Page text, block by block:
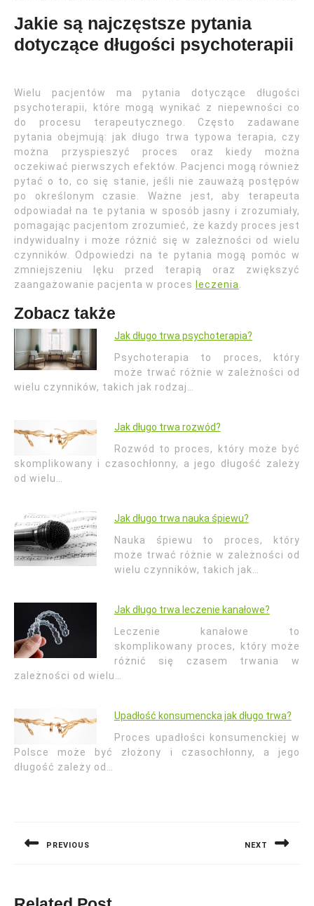
Jakie są najczęstsze pytania
dotyczące długości psychoterapii
Wielu pacjentów ma pytania dotyczące długości
psychoterapii, które mogą wynikać z niepewności co
do procesu terapeutycznego. Często zadawane
pytania obejmują: jak długo trwa typowa terapia, czy
można przyspieszyć proces oraz kiedy można
oczekiwać pierwszych efektów. Pacjenci mogą również
pytać o to, co się stanie, jeśli nie zauważą postępów
po określonym czasie. Ważne jest, aby terapeuta
odpowiadał na te pytania w sposób jasny i zrozumiały,
pomagając pacjentom zrozumieć, że każdy proces jest
indywidualny i może różnić się w zależności od wielu
czynników. Odpowiedzi na te pytania mogą pomóc w
zmniejszeniu lęku przed terapią oraz zwiększyć
zaangażowanie pacjenta w proces
leczenia
Zobacz także
Jak długo trwa psychoterapia?
Psychoterapia to proces, który
może trwać różnie w zależności od
wielu czynników, takich jak rodzaj…
Jak długo trwa rozwód?
Rozwód to proces, który może być
skomplikowany i czasochłonny, a jego długość zależy
od wielu…
Jak długo trwa nauka śpiewu?
Nauka śpiewu to proces, który
może trwać różnie w zależności od
wielu czynników, takich jak…
Jak długo trwa leczenie kanałowe?
Leczenie kanałowe to
skomplikowany proces, który może
różnić się czasem trwania w
zależności od wielu…
Upadłość konsumencka jak długo trwa?
Proces upadłości konsumenckiej w
Polsce może być złożony i czasochłonny, a jego
długość zależy od…
PREVIOUS NEXT